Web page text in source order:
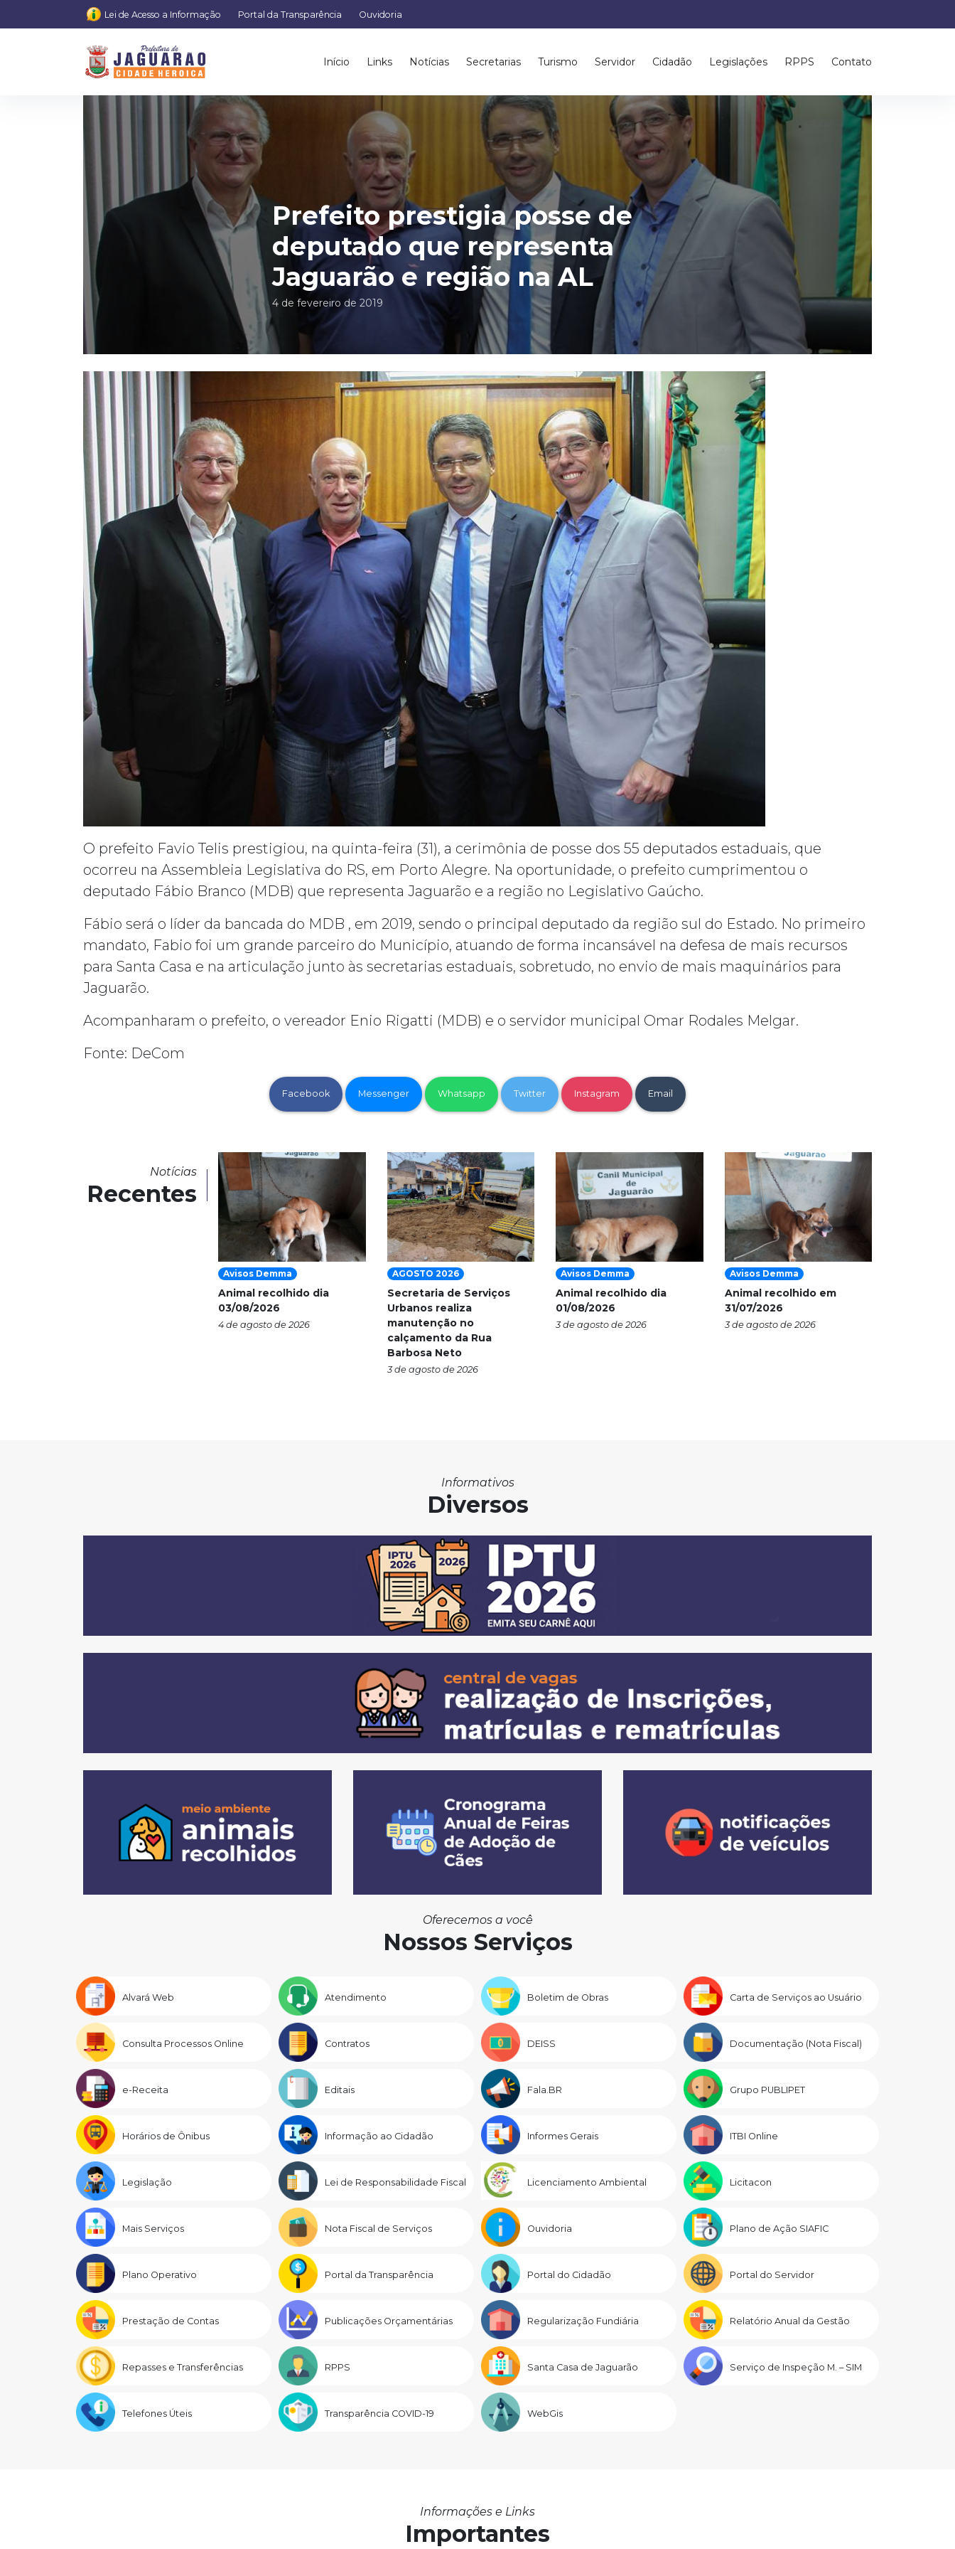
Lei de Acesso a Informação Portal da Transparência Ouvidoria
Início Links Notícias Secretarias Turismo Servidor Cidadão Legislações RPPS Contato
Prefeito prestigia posse de
deputado que representa
Jaguarão e região na AL
4 de fevereiro de 2019
O prefeito Favio Telis prestigiou, na quinta-feira (31), a cerimônia de posse dos 55 deputados estaduais, que
ocorreu na Assembleia Legislativa do RS, em Porto Alegre. Na oportunidade, o prefeito cumprimentou o
deputado Fábio Branco (MDB) que representa Jaguarão e a região no Legislativo Gaúcho.
Fábio será o líder da bancada do MDB , em 2019, sendo o principal deputado da região sul do Estado. No primeiro
mandato, Fabio foi um grande parceiro do Município, atuando de forma incansável na defesa de mais recursos
para Santa Casa e na articulação junto às secretarias estaduais, sobretudo, no envio de mais maquinários para
Jaguarão.
Acompanharam o prefeito, o vereador Enio Rigatti (MDB) e o servidor municipal Omar Rodales Melgar.
Fonte: DeCom
Facebook Messenger Whatsapp Twitter Instagram Email
Notícias
Recentes
Avisos Demma
Animal recolhido dia
03/08/2026
4 de agosto de 2026
AGOSTO 2026
Secretaria de Serviços
Urbanos realiza
manutenção no
calçamento da Rua
Barbosa Neto
3 de agosto de 2026
Avisos Demma
Animal recolhido dia
01/08/2026
3 de agosto de 2026
Avisos Demma
Animal recolhido em
31/07/2026
3 de agosto de 2026
Informativos
Diversos
Oferecemos a você
Nossos Serviços
Alvará Web Atendimento Boletim de Obras Carta de Serviços ao Usuário
Consulta Processos Online Contratos DEISS Documentação (Nota Fiscal)
e-Receita Editais Fala.BR Grupo PUBLIPET
Horários de Ônibus Informação ao Cidadão Informes Gerais ITBI Online
Legislação Lei de Responsabilidade Fiscal Licenciamento Ambiental Licitacon
Mais Serviços Nota Fiscal de Serviços Ouvidoria Plano de Ação SIAFIC
Plano Operativo Portal da Transparência Portal do Cidadão Portal do Servidor
Prestação de Contas Publicações Orçamentárias Regularização Fundiária Relatório Anual da Gestão
Repasses e Transferências RPPS Santa Casa de Jaguarão Serviço de Inspeção M. – SIM
Telefones Úteis Transparência COVID-19 WebGis
Informações e Links
Importantes